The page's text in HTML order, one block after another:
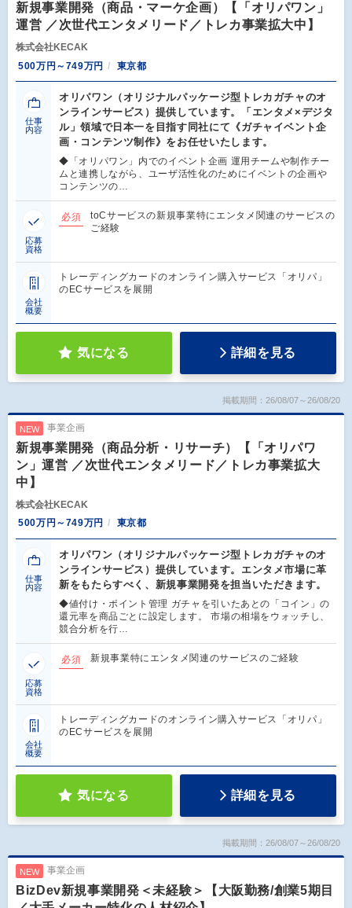
新規事業開発（商品・マーケ企画）【「オリパワン」
運営 ／次世代エンタメリード／トレカ事業拡大中】
株式会社KECAK
500万円～749万円
東京都
仕事
内容
オリパワン（オリジナルパッケージ型トレカガチャのオ
ンラインサービス）提供しています。「エンタメ×デジタ
ル」領域で日本一を目指す同社にて《ガチャイベント企
画・コンテンツ制作》をお任せいたします。
◆「オリパワン」内でのイベント企画 運用チームや制作チー
ムと連携しながら、ユーザ活性化のためにイベントの企画や
コンテンツの…
応募
資格
必須
toCサービスの新規事業特にエンタメ関連のサービスの
ご経験
会社
概要
トレーディングカードのオンライン購入サービス「オリパ」
のECサービスを展開
気になる 詳細を見る
掲載期間：26/08/07～26/08/20
NEW 事業企画
新規事業開発（商品分析・リサーチ）【「オリパワ
ン」運営 ／次世代エンタメリード／トレカ事業拡大
中】
株式会社KECAK
500万円～749万円
東京都
仕事
内容
オリパワン（オリジナルパッケージ型トレカガチャのオ
ンラインサービス）提供しています。エンタメ市場に革
新をもたらすべく、新規事業開発を担当いただきます。
◆値付け・ポイント管理 ガチャを引いたあとの「コイン」の
還元率を商品ごとに設定します。 市場の相場をウォッチし、
競合分析を行…
応募
資格
必須 新規事業特にエンタメ関連のサービスのご経験
会社
概要
トレーディングカードのオンライン購入サービス「オリパ」
のECサービスを展開
気になる 詳細を見る
掲載期間：26/08/07～26/08/20
NEW 事業企画
BizDev新規事業開発＜未経験＞【大阪勤務/創業5期目